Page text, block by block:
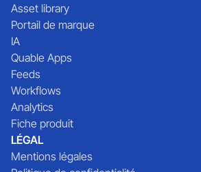
Asset library
Portail de marque
IA
Quable Apps
Feeds
Workflows
Analytics
Fiche produit
LÉGAL
Mentions légales